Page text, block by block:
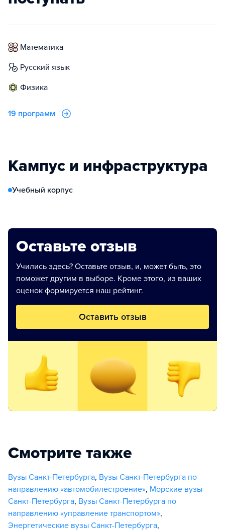
математика
русский язык
физика
19 программ
Кампус и инфраструктура
Учебный корпус
Оставьте отзыв
Учились здесь? Оставьте отзыв, и, может быть, это
поможет другим в выборе. Кроме этого, из ваших
оценок формируется наш рейтинг.
Оставить отзыв
Смотрите также
Вузы Санкт-Петербурга, Вузы Санкт-Петербурга по
направлению «автомобилестроение», Морские вузы
Санкт-Петербурга, Вузы Санкт-Петербурга по
направлению «управление транспортом»,
Энергетические вузы Санкт-Петербурга,